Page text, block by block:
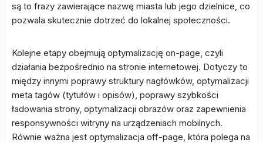
są to frazy zawierające nazwę miasta lub jego dzielnice, co
pozwala skutecznie dotrzeć do lokalnej społeczności.
Kolejne etapy obejmują optymalizację on-page, czyli
działania bezpośrednio na stronie internetowej. Dotyczy to
między innymi poprawy struktury nagłówków, optymalizacji
meta tagów (tytułów i opisów), poprawy szybkości
ładowania strony, optymalizacji obrazów oraz zapewnienia
responsywności witryny na urządzeniach mobilnych.
Równie ważna jest optymalizacja off-page, która polega na